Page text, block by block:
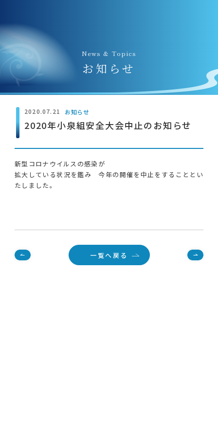
News & Topics
お知らせ
2020.07.21 お知らせ
2020年小泉組安全大会中止のお知らせ
新型コロナウイルスの感染が
拡大している状況を鑑み 今年の開催を中止をすることとい
たしました。
一覧へ戻る